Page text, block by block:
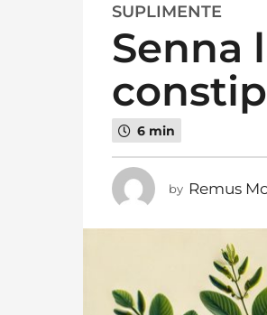
2
a
n
a
g
o
2
a
n
i
o
SUPLIMENTE
Senna
6 min
by Remus